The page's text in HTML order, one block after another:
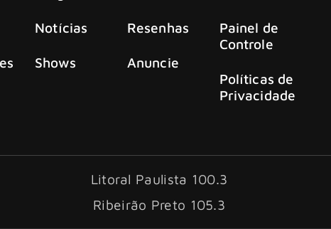
Notícias
Shows
Resenhas
Anuncie
Painel de
Controle
Políticas de
Privacidade
Litoral Paulista 100.3
Ribeirão Preto 105.3